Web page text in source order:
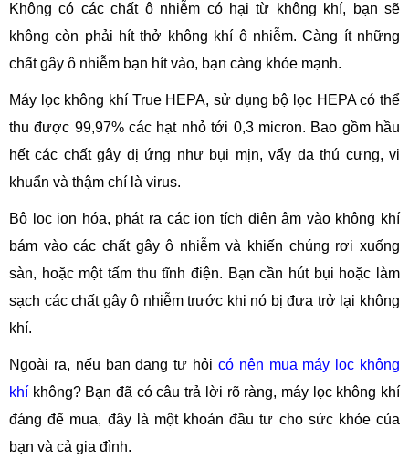
Không có các chất ô nhiễm có hại từ không khí, bạn sẽ
không còn phải hít thở không khí ô nhiễm. Càng ít những
chất gây ô nhiễm bạn hít vào, bạn càng khỏe mạnh.
Máy lọc không khí True HEPA, sử dụng bộ lọc HEPA có thể
thu được 99,97% các hạt nhỏ tới 0,3 micron. Bao gồm hầu
hết các chất gây dị ứng như bụi mịn, vẩy da thú cưng, vi
khuẩn và thậm chí là virus.
Bộ lọc ion hóa, phát ra các ion tích điện âm vào không khí
bám vào các chất gây ô nhiễm và khiến chúng rơi xuống
sàn, hoặc một tấm thu tĩnh điện. Bạn cần hút bụi hoặc làm
sạch các chất gây ô nhiễm trước khi nó bị đưa trở lại không
khí.
Ngoài ra, nếu bạn đang tự hỏi có nên mua máy lọc không
khí không? Bạn đã có câu trả lời rõ ràng, máy lọc không khí
đáng để mua, đây là một khoản đầu tư cho sức khỏe của
bạn và cả gia đình.